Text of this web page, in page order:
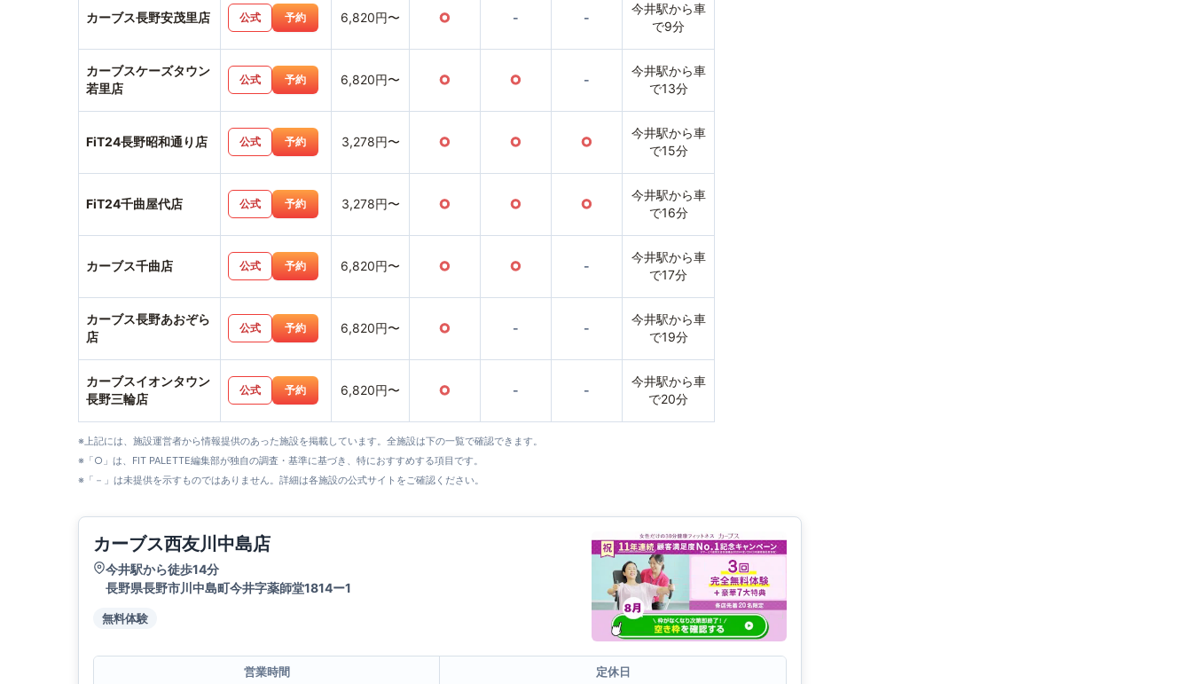
カーブス長野安茂里店 公式 予約 6,820円〜 ○ - -
今井駅から車
で9分
カーブスケーズタウン
若里店
公式 予約 6,820円〜 ○ ○ -
今井駅から車
で13分
FiT24長野昭和通り店 公式 予約 3,278円〜 ○ ○ ○
今井駅から車
で15分
FiT24千曲屋代店 公式 予約 3,278円〜 ○ ○ ○
今井駅から車
で16分
カーブス千曲店 公式 予約 6,820円〜 ○ ○ -
今井駅から車
で17分
カーブス長野あおぞら
店
公式 予約 6,820円〜 ○ - -
今井駅から車
で19分
カーブスイオンタウン
長野三輪店
公式 予約 6,820円〜 ○ - -
今井駅から車
で20分
※上記には、施設運営者から情報提供のあった施設を掲載しています。全施設は下の一覧で確認できます。
※「○」は、FIT PALETTE編集部が独自の調査・基準に基づき、特におすすめする項目です。
※「－」は未提供を示すものではありません。詳細は各施設の公式サイトをご確認ください。
カーブス西友川中島店
今井駅から徒歩14分
長野県長野市川中島町今井字薬師堂1814ー1
無料体験
営業時間
定休日